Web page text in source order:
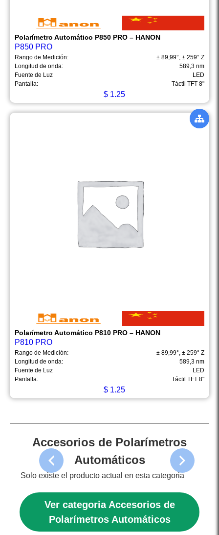
Polarímetro Automático P850 PRO – HANON
P850 PRO
Rango de Medición:
± 89,99°, ± 259° Z
Longitud de onda:
589,3 nm
Fuente de Luz
LED
Pantalla:
Táctil TFT 8"
$ 1.25
Polarímetro Automático P810 PRO – HANON
P810 PRO
Rango de Medición:
± 89,99°, ± 259° Z
Longitud de onda:
589,3 nm
Fuente de Luz
LED
Pantalla:
Táctil TFT 8"
$ 1.25
Accesorios de Polarímetros
Automáticos
Solo existe el producto actual en esta categoria
Ver categoria Accesorios de
Polarímetros Automáticos